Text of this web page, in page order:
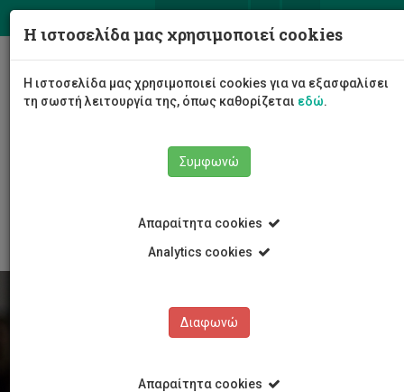
Η ιστοσελίδα μας χρησιμοποιεί cookies
Η ιστοσελίδα μας χρησιμοποιεί cookies για να εξασφαλίσει
τη σωστή λειτουργία της, όπως καθορίζεται εδώ.
Συμφωνώ
Απαραίτητα cookies
Analytics cookies
Διαφωνώ
Απαραίτητα cookies